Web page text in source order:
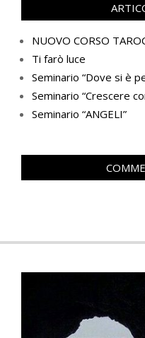
NUOVO CORSO
Ti farò luce
Seminario “Dove si è
Seminario “Crescere
Seminario “ANGELI”